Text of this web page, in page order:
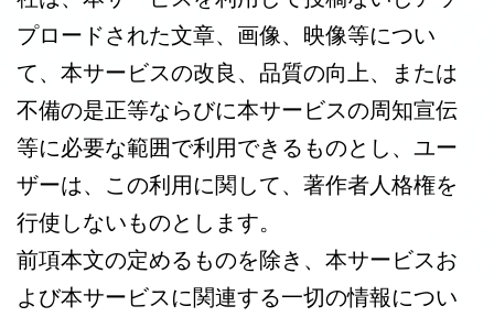
プロードされた文章、画像、映像等につい
て、本サービスの改良、品質の向上、または
不備の是正等ならびに本サービスの周知宣伝
等に必要な範囲で利用できるものとし、ユー
ザーは、この利用に関して、著作者人格権を
行使しないものとします。
前項本文の定めるものを除き、本サービスお
よび本サービスに関連する一切の情報につい